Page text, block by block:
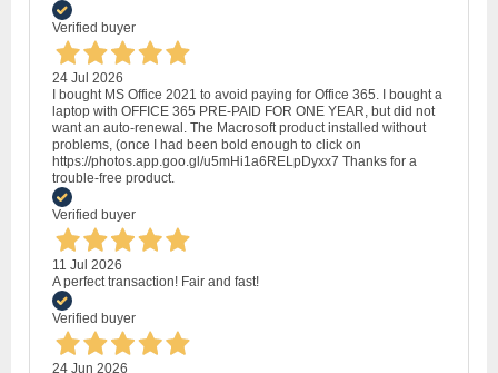
Verified buyer
24 Jul 2026
I bought MS Office 2021 to avoid paying for Office 365. I bought a
laptop with OFFICE 365 PRE-PAID FOR ONE YEAR, but did not
want an auto-renewal. The Macrosoft product installed without
problems, (once I had been bold enough to click on
https://photos.app.goo.gl/u5mHi1a6RELpDyxx7 Thanks for a
trouble-free product.
Verified buyer
11 Jul 2026
A perfect transaction! Fair and fast!
Verified buyer
24 Jun 2026